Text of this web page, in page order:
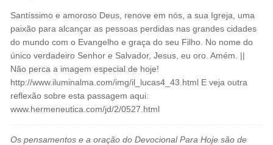
Santíssimo e amoroso Deus, renove em nós, a sua Igreja, uma
paixão para alcançar as pessoas perdidas nas grandes cidades
do mundo com o Evangelho e graça do seu Filho. No nome do
único verdadeiro Senhor e Salvador, Jesus, eu oro. Amém. ||
Não perca a imagem especial de hoje!
http://www.iluminalma.com/img/il_lucas4_43.html E veja outra
reflexão sobre esta passagem aqui:
www.hermeneutica.com/jd/2/0527.html
Os pensamentos e a oração do Devocional Para Hoje são de